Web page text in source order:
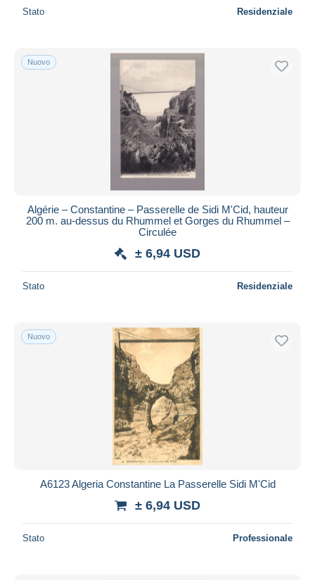
Stato Residenziale
Nuovo
Algérie – Constantine – Passerelle de Sidi M'Cid, hauteur
200 m. au-dessus du Rhummel et Gorges du Rhummel –
Circulée
± 6,94 USD
Stato Residenziale
Nuovo
A6123 Algeria Constantine La Passerelle Sidi M'Cid
± 6,94 USD
Stato Professionale